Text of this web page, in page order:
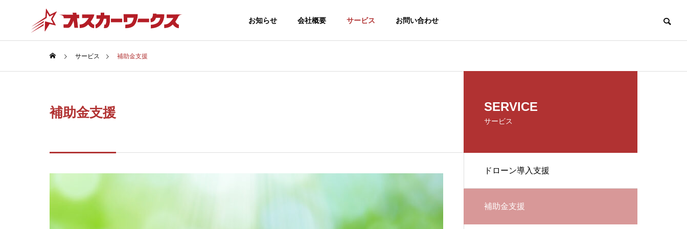
お知らせ 会社概要 サービス お問い合わせ
サービス 補助金支援
補助金支援 SERVICE
サービス
ドローン導入支援
補助金支援